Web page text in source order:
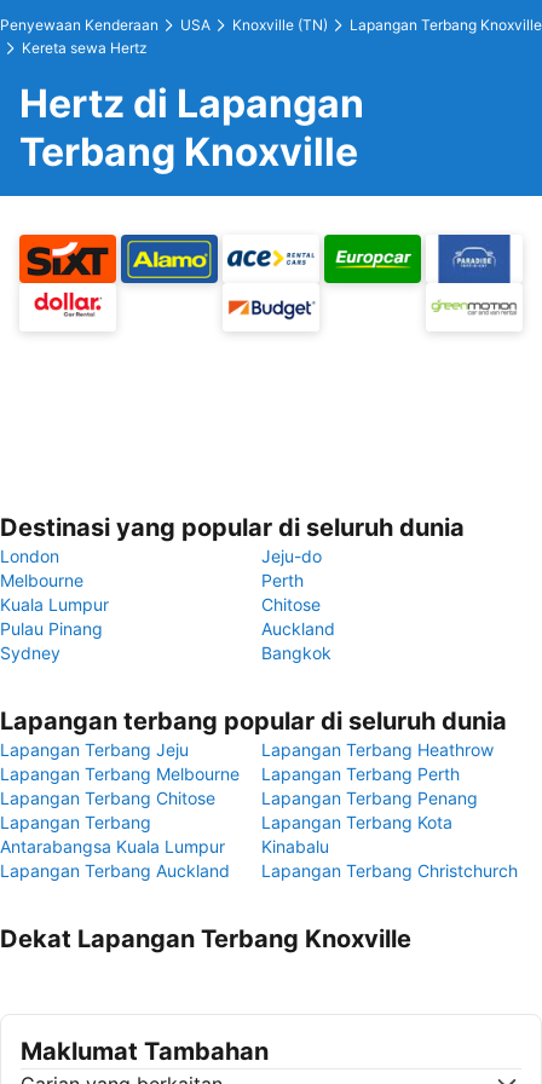
Penyewaan Kenderaan USA Knoxville (TN)
Lapangan Terbang Knoxville
Kereta sewa Hertz
Hertz di Lapangan
Terbang Knoxville
Destinasi yang popular di seluruh dunia
London
Jeju-do
Melbourne
Perth
Kuala Lumpur
Chitose
Pulau Pinang
Auckland
Sydney
Bangkok
Lapangan terbang popular di seluruh dunia
Lapangan Terbang Jeju
Lapangan Terbang Heathrow
Lapangan Terbang Melbourne
Lapangan Terbang Perth
Lapangan Terbang Chitose
Lapangan Terbang Penang
Lapangan Terbang
Antarabangsa Kuala Lumpur
Lapangan Terbang Kota
Kinabalu
Lapangan Terbang Auckland
Lapangan Terbang Christchurch
Dekat Lapangan Terbang Knoxville
Maklumat Tambahan